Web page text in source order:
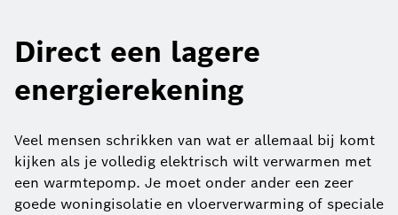
Direct een lagere
energierekening
Veel mensen schrikken van wat er allemaal bij komt
kijken als je volledig elektrisch wilt verwarmen met
een warmtepomp. Je moet onder ander een zeer
goede woningisolatie en vloerverwarming of speciale